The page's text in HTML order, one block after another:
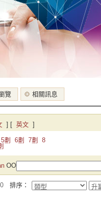
覽 相關訊息
] [ 英文 ]
5劃 6劃 7劃
8
OO
排序：